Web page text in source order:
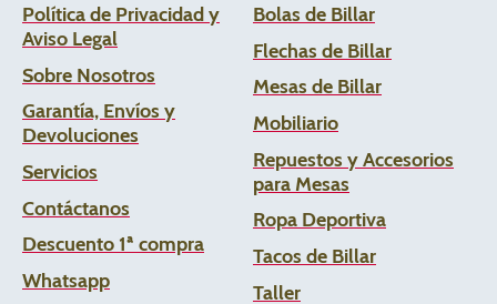
Política de Privacidad y
Aviso Legal
Sobre Nosotros
Garantía, Envíos y
Devoluciones
Servicios
Contáctanos
Descuento 1ª compra
Whatsapp
Bolas de Billar
Flechas de Billar
Mesas de Billar
Mobiliario
Repuestos y Accesorios
para Mesas
Ropa Deportiva
Tacos de Billar
Taller